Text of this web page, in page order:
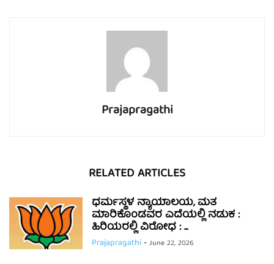
Prajapragathi
RELATED ARTICLES
ಧರ್ಮಸ್ಥಳ ನ್ಯಾಯಾಲಯ, ಮತ
ಮಾರಿಕೊಂಡವರ ಎದೆಯಲ್ಲಿ ನಡುಕ :
ಹಿರಿಯರಲ್ಲಿ ವಿರೋಧ : ...
Prajapragathi-June 22, 2026